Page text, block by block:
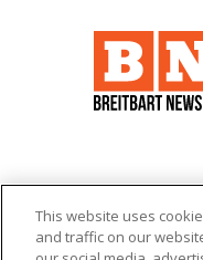
This website uses
and traffic on our